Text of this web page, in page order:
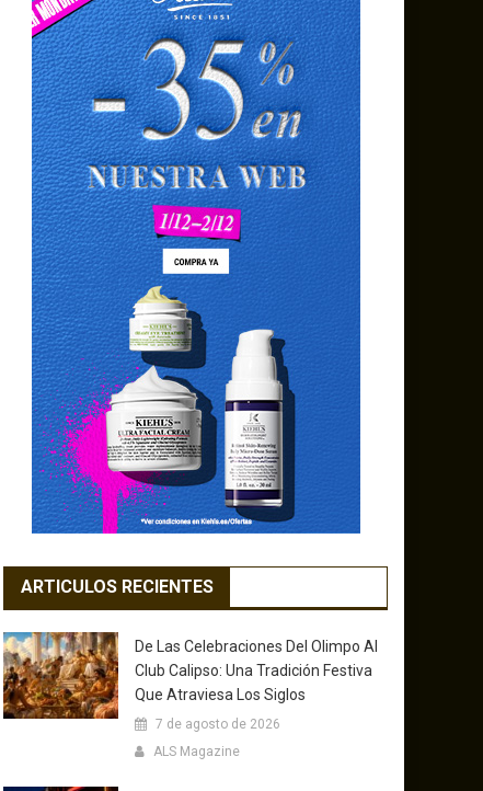
ARTICULOS RECIENTES
De Las Celebraciones Del Olimpo Al
Club Calipso: Una Tradición Festiva
Que Atraviesa Los Siglos
7 de agosto de 2026
ALS Magazine